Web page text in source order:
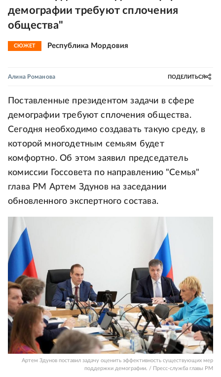
демографии требуют сплочения
общества"
СЮЖЕТ Республика Мордовия
Алина Романова ПОДЕЛИТЬСЯ
Поставленные президентом задачи в сфере
демографии требуют сплочения общества.
Сегодня необходимо создавать такую среду, в
которой многодетным семьям будет
комфортно. Об этом заявил председатель
комиссии Госсовета по направлению "Семья"
глава РМ Артем Здунов на заседании
обновленного экспертного состава.
Артем Здунов поставил задачу оценить эффективность существующих мер
поддержки демографии. / Пресс-служба главы РМ